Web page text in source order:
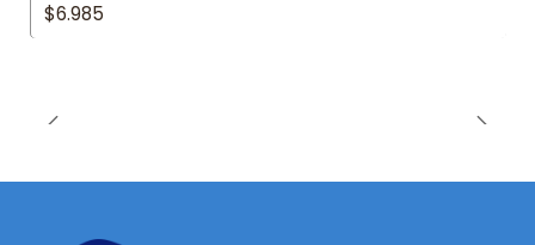
$6.985